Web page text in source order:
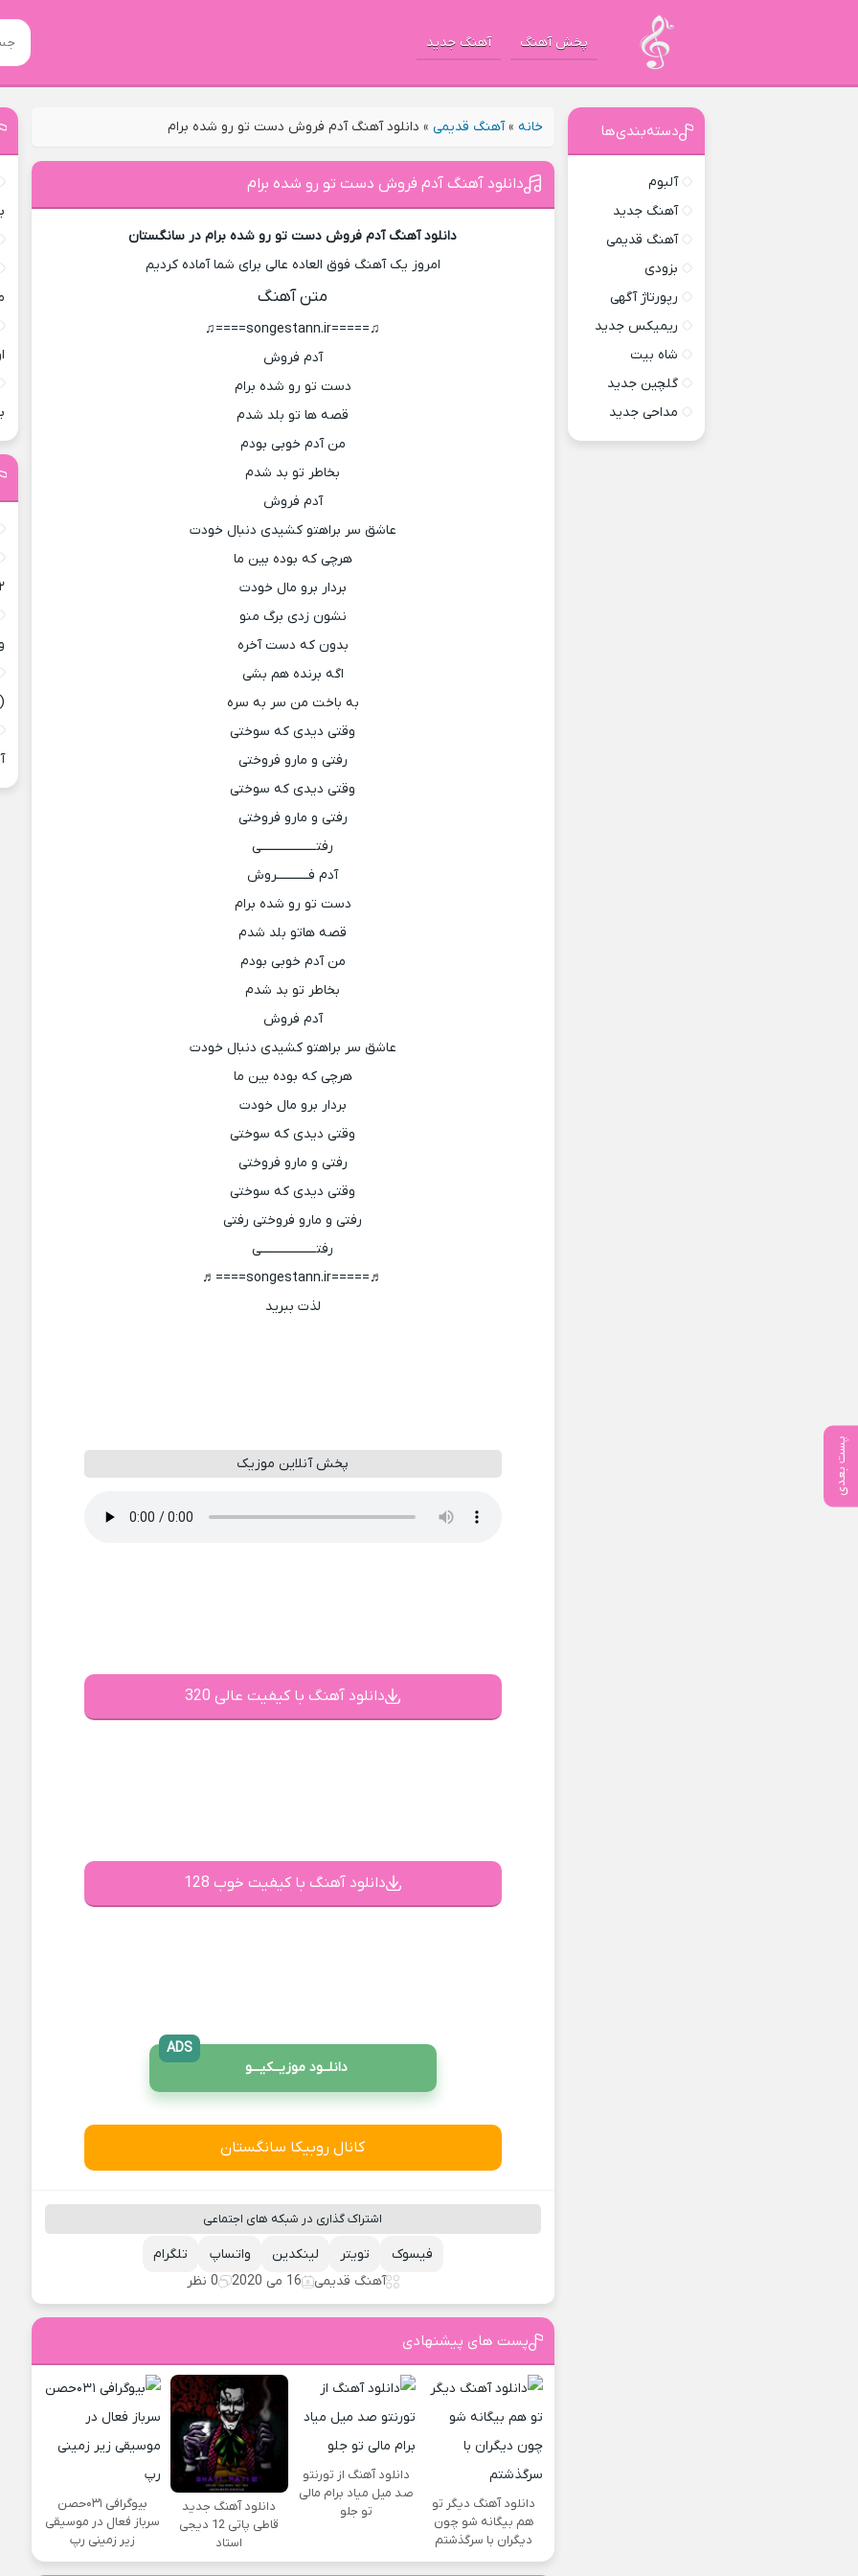
پخش آهنگ آهنگ جدید
خانه »آهنگ قدیمی » دانلود آهنگ آدم فروش دست تو رو شده برام
پست بعدی
دانلود آهنگ آدم فروش دست تو رو شده برام
دانلود آهنگ آدم فروش دست تو رو شده برام در سانگستان
امروز یک آهنگ فوق العاده عالی برای شما آماده کردیم
متن آهنگ
♫=====songestann.ir====♫
آدم فروش
دست تو رو شده برام
قصه ها تو بلد شدم
من آدم خوبی بودم
بخاطر تو بد شدم
آدم فروش
عاشق سر براهتو کشیدی دنبال خودت
هرچی که بوده بین ما
بردار برو مال خودت
نشون زدی برگ منو
بدون که دست آخره
اگه برنده هم بشی
به باخت من سر به سره
وقتی دیدی که سوختی
رفتی و مارو فروختی
وقتی دیدی که سوختی
رفتی و مارو فروختی
رفتـــــــــــــــــــی
آدم فـــــــــــروش
دست تو رو شده برام
قصه هاتو بلد شدم
من آدم خوبی بودم
بخاطر تو بد شدم
آدم فروش
عاشق سر براهتو کشیدی دنبال خودت
هرچی که بوده بین ما
بردار برو مال خودت
وقتی دیدی که سوختی
رفتی و مارو فروختی
وقتی دیدی که سوختی
رفتی و مارو فروختی رفتی
رفتـــــــــــــــــــی
♬=====songestann.ir====♬
لذت ببرید
پخش آنلاین موزیک
دانلود آهنگ با کیفیت عالی 320
دانلود آهنگ با کیفیت خوب 128
دانلــود موزیــکیـــو
ADS
کانال روبیکا سانگستان
اشتراک گذاری در شبکه های اجتماعی
تلگرام واتساپ لینکدین تویتر
فیسوک
آهنگ قدیمی
16 می 2020 0 نظر
پست های پیشنهادی
دانلود آهنگ دیگر تو
هم بیگانه شو چون
دیگران با سرگذشتم
دانلود آهنگ از تورنتو
صد میل میاد برام مالی
تو جلو
دانلود آهنگ جدید
قاطی پاتی 12 دیجی
استاد
بیوگرافی ۰۳۱حصن
سرباز فعال در موسیقی
زیر زمینی رپ
دسته‌بندی‌ها
آلبوم
آهنگ جدید
آهنگ قدیمی
بزودی
رپورتاژ آگهی
ریمیکس جدید
شاه بیت
گلچین جدید
مداحی جدید
۲